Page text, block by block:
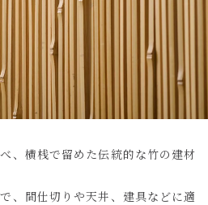
、横桟で留めた伝統的な竹の建材
、間仕切りや天井、建具などに適